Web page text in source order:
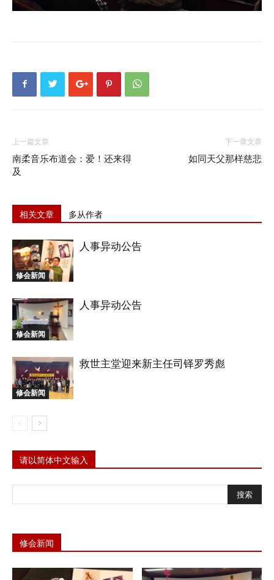
上一篇文章
南柔音乐布道会：爱！还来得
及
下一章文章
如同天父那样慈悲
相关文章 多从作者
修会新闻
人事异动公告
修会新闻
人事异动公告
修会新闻
救世主堂迎来新主任司铎罗秀彪
请以简体中文输入
修会新闻